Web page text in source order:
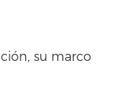
su marco